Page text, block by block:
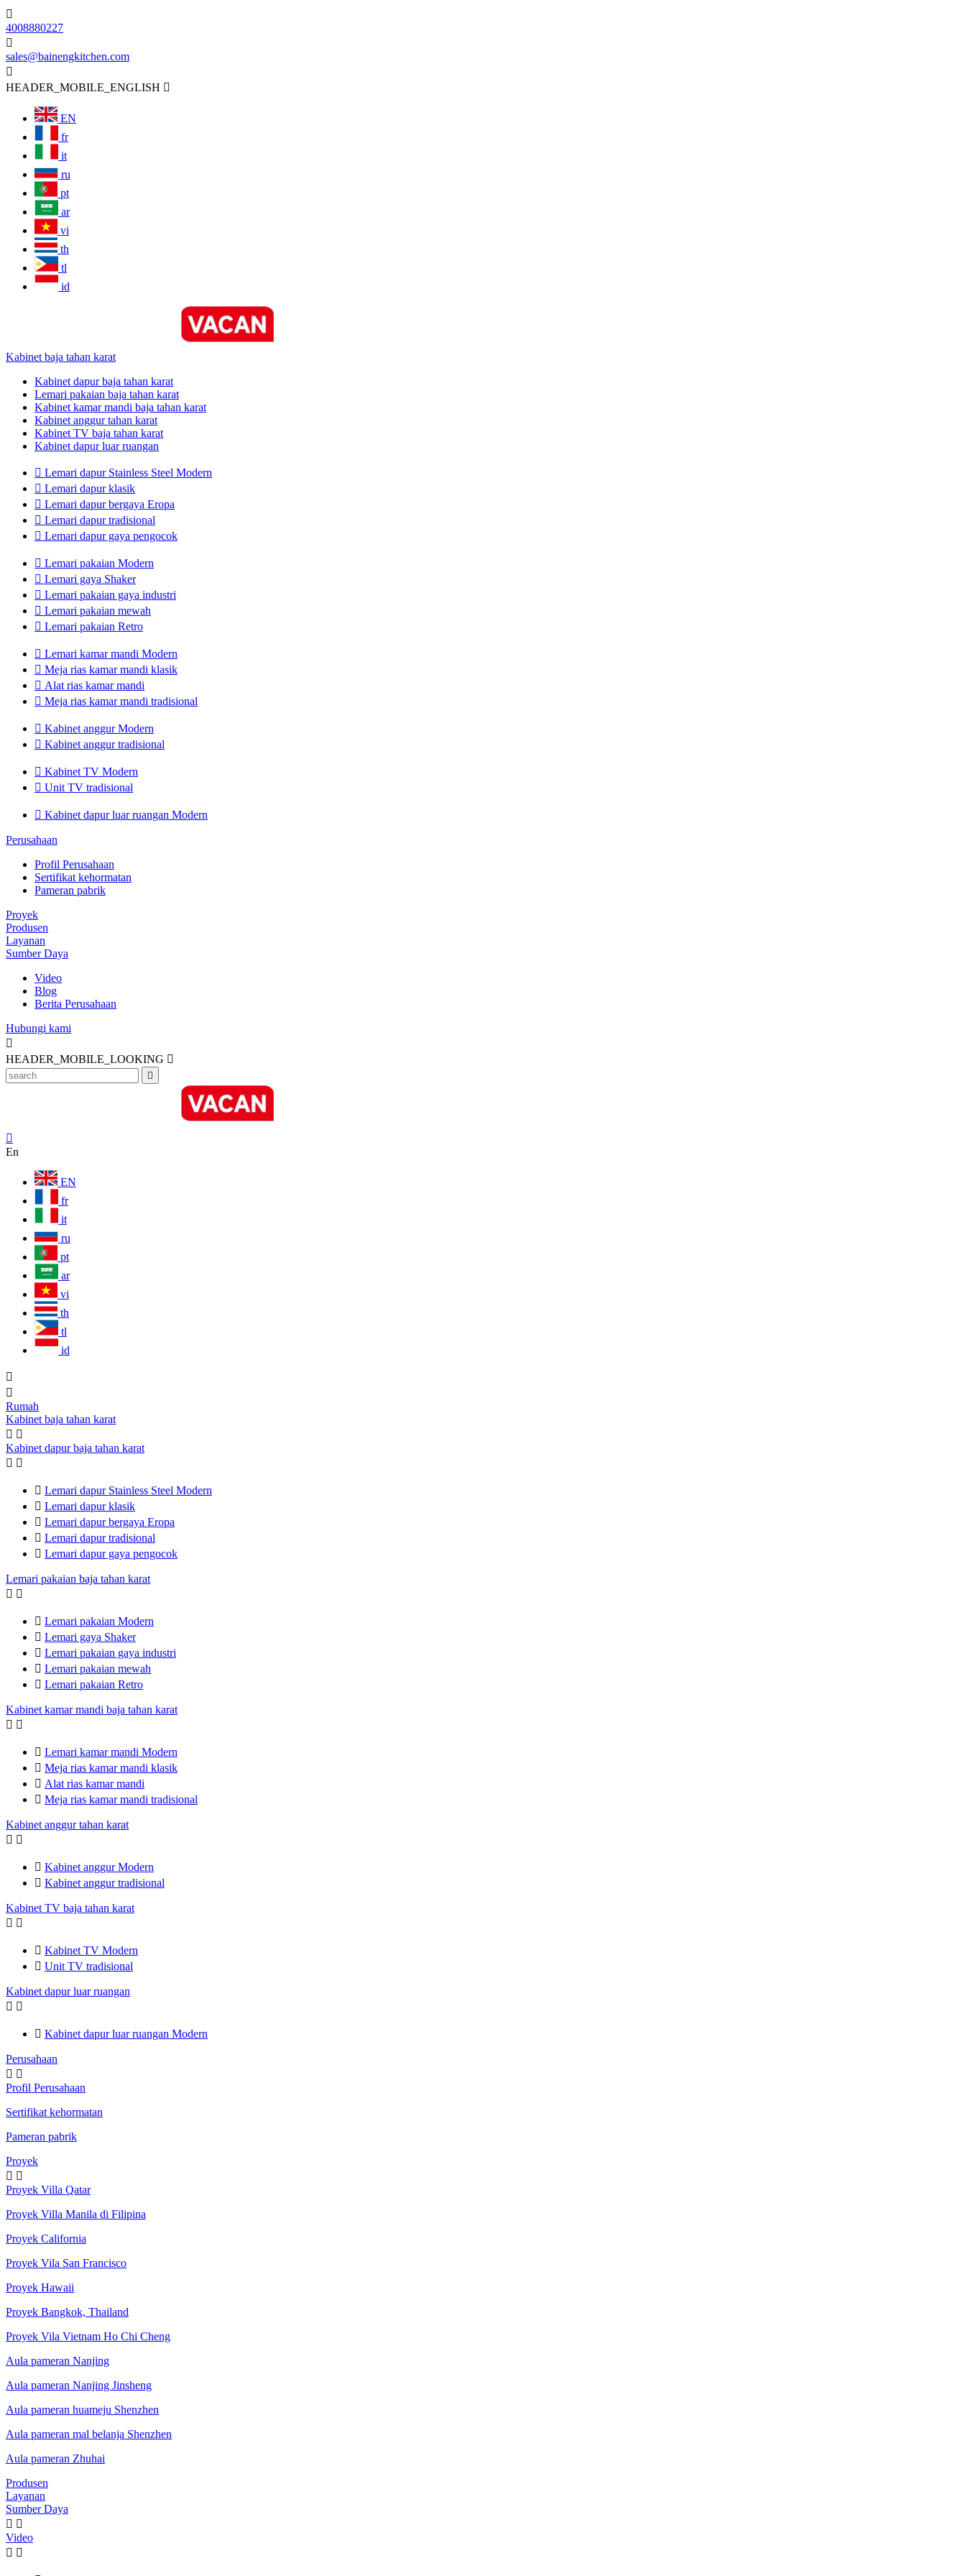

4008880227

sales@bainengkitchen.com

HEADER_MOBILE_ENGLISH 
EN
fr
it
ru
pt
ar
vi
th
tl
id
Kabinet baja tahan karat
Kabinet dapur baja tahan karat
Lemari pakaian baja tahan karat
Kabinet kamar mandi baja tahan karat
Kabinet anggur tahan karat
Kabinet TV baja tahan karat
Kabinet dapur luar ruangan
 Lemari dapur Stainless Steel Modern
 Lemari dapur klasik
 Lemari dapur bergaya Eropa
 Lemari dapur tradisional
 Lemari dapur gaya pengocok
 Lemari pakaian Modern
 Lemari gaya Shaker
 Lemari pakaian gaya industri
 Lemari pakaian mewah
 Lemari pakaian Retro
 Lemari kamar mandi Modern
 Meja rias kamar mandi klasik
 Alat rias kamar mandi
 Meja rias kamar mandi tradisional
 Kabinet anggur Modern
 Kabinet anggur tradisional
 Kabinet TV Modern
 Unit TV tradisional
 Kabinet dapur luar ruangan Modern
Perusahaan
Profil Perusahaan
Sertifikat kehormatan
Pameran pabrik
Proyek
Produsen
Layanan
Sumber Daya
Video
Blog
Berita Perusahaan
Hubungi kami

HEADER_MOBILE_LOOKING 


En
EN
fr
it
ru
pt
ar
vi
th
tl
id


Rumah
Kabinet baja tahan karat
 
Kabinet dapur baja tahan karat
 
 Lemari dapur Stainless Steel Modern
 Lemari dapur klasik
 Lemari dapur bergaya Eropa
 Lemari dapur tradisional
 Lemari dapur gaya pengocok
Lemari pakaian baja tahan karat
 
 Lemari pakaian Modern
 Lemari gaya Shaker
 Lemari pakaian gaya industri
 Lemari pakaian mewah
 Lemari pakaian Retro
Kabinet kamar mandi baja tahan karat
 
 Lemari kamar mandi Modern
 Meja rias kamar mandi klasik
 Alat rias kamar mandi
 Meja rias kamar mandi tradisional
Kabinet anggur tahan karat
 
 Kabinet anggur Modern
 Kabinet anggur tradisional
Kabinet TV baja tahan karat
 
 Kabinet TV Modern
 Unit TV tradisional
Kabinet dapur luar ruangan
 
 Kabinet dapur luar ruangan Modern
Perusahaan
 
Profil Perusahaan
Sertifikat kehormatan
Pameran pabrik
Proyek
 
Proyek Villa Qatar
Proyek Villa Manila di Filipina
Proyek California
Proyek Vila San Francisco
Proyek Hawaii
Proyek Bangkok, Thailand
Proyek Vila Vietnam Ho Chi Cheng
Aula pameran Nanjing
Aula pameran Nanjing Jinsheng
Aula pameran huameju Shenzhen
Aula pameran mal belanja Shenzhen
Aula pameran Zhuhai
Produsen
Layanan
Sumber Daya
 
Video
 